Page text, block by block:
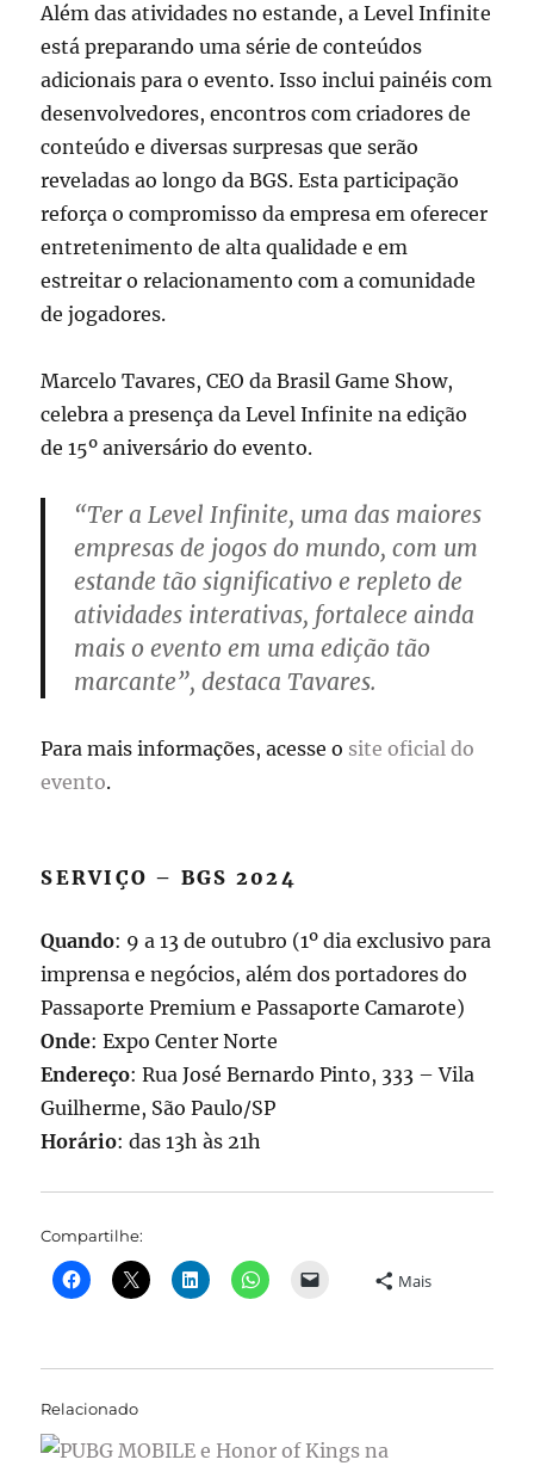
Além das atividades no estande, a Level Infinite
está preparando uma série de conteúdos
adicionais para o evento. Isso inclui painéis com
desenvolvedores, encontros com criadores de
conteúdo e diversas surpresas que serão
reveladas ao longo da BGS. Esta participação
reforça o compromisso da empresa em oferecer
entretenimento de alta qualidade e em
estreitar o relacionamento com a comunidade
de jogadores.
Marcelo Tavares, CEO da Brasil Game Show,
celebra a presença da Level Infinite na edição
de 15º aniversário do evento.
“Ter a Level Infinite, uma das maiores
empresas de jogos do mundo, com um
estande tão significativo e repleto de
atividades interativas, fortalece ainda
mais o evento em uma edição tão
marcante”, destaca Tavares.
Para mais informações, acesse o site oficial do
evento.
SERVIÇO – BGS 2024
Quando: 9 a 13 de outubro (1º dia exclusivo para
imprensa e negócios, além dos portadores do
Passaporte Premium e Passaporte Camarote)
Onde: Expo Center Norte
Endereço: Rua José Bernardo Pinto, 333 – Vila
Guilherme, São Paulo/SP
Horário: das 13h às 21h
Compartilhe:
Mais
Relacionado